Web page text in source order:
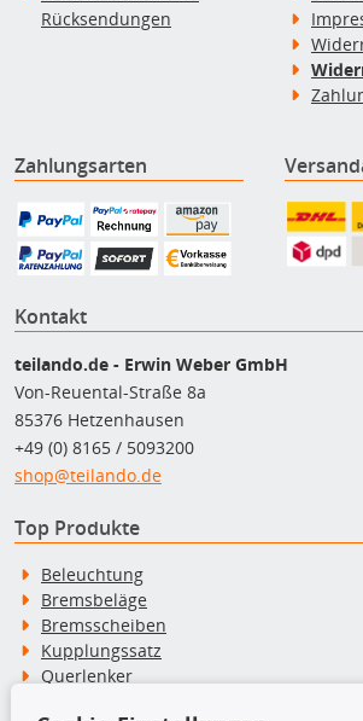
Rücksendungen
Zahlungsarten
Kontakt
teilando.de - Erwin Weber GmbH
Von-Reuental-Straße 8a
85376 Hetzenhausen
+49 (0) 8165 / 5093200
shop@teilando.de
Top Produkte
Beleuchtung
Bremsbeläge
Bremsscheiben
Kupplungssatz
Querlenker